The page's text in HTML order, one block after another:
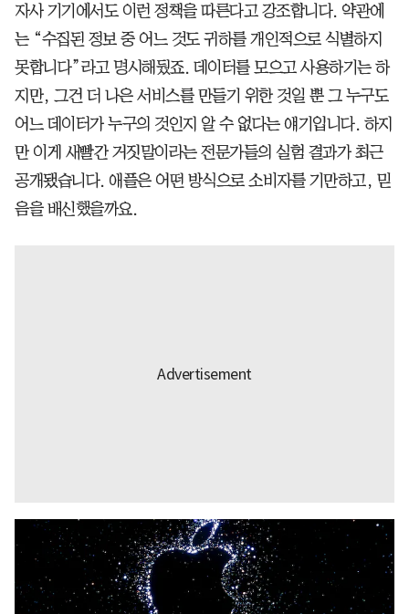
자사 기기에서도 이런 정책을 따른다고 강조합니다. 약관에
는 “수집된 정보 중 어느 것도 귀하를 개인적으로 식별하지
못합니다”라고 명시해뒀죠. 데이터를 모으고 사용하기는 하
지만, 그건 더 나은 서비스를 만들기 위한 것일 뿐 그 누구도
어느 데이터가 누구의 것인지 알 수 없다는 얘기입니다. 하지
만 이게 새빨간 거짓말이라는 전문가들의 실험 결과가 최근
공개됐습니다. 애플은 어떤 방식으로 소비자를 기만하고, 믿
음을 배신했을까요.